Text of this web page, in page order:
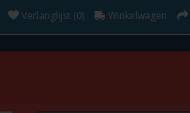
Verlanglijst (0) Winkelwagen